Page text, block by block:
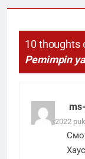
10 thoughts
Pemimpin
Juni 3, 2022